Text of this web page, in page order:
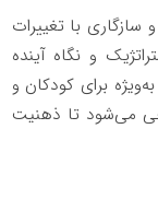
سازگاری با تغییرات
و نگاه آینده‌
برای کودکان و
می‌شود تا ذهنیت